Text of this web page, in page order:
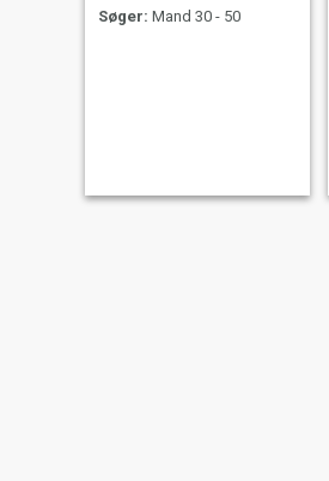
Søger: Mand 30 - 50